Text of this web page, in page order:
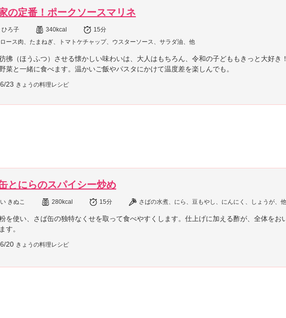
の定番！ポークソースマリネ
ひろ子 340kcal
15分
ース肉、たまねぎ、トマトケチャップ、ウスターソース、サラダ油、他
彿（ほうふつ）させる懐かしい味わいは、大人はもちろん、令和の子どももきっと大好き
菜と一緒に食べます。温かいご飯やパスタにかけて温度差を楽しんでも。
23 きょうの料理レシピ
とにらのスパイシー炒め
きぬこ 280kcal 15分 さばの水煮、にら、豆もやし、にんにく、しょうが、他
を使い、さば缶の独特なくせを取って食べやすくします。仕上げに加える酢が、全体をお
す。
20 きょうの料理レシピ